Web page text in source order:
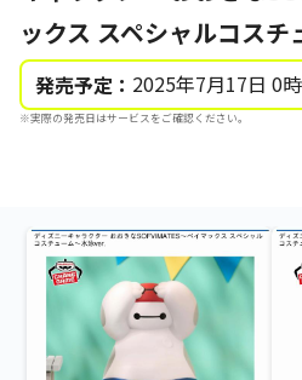
ックス スペシャルコス
発売予定： 2025年7月17日 0時
※実際の発売日はサービスをご確認ください。